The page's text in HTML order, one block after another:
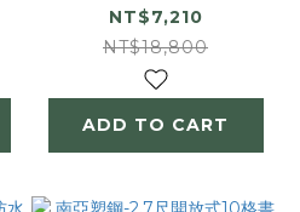
收納櫃/展示櫃
NT$7,210
NT$18,800
ADD TO CART